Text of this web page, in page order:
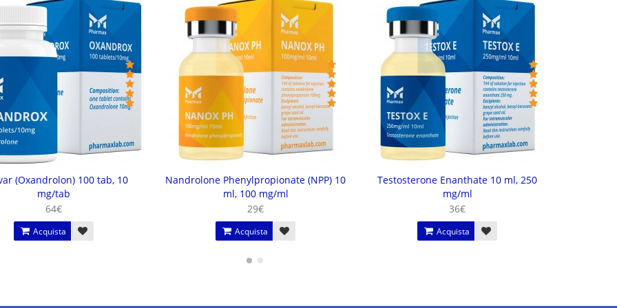
(Oxandrolon) 100 tab, 10
mg/tab
64€
Acquista
Nandrolone Phenylpropionate (NPP) 10
ml, 100 mg/ml
29€
Acquista
Testosterone Enanthate 10 ml, 250
mg/ml
36€
Acquista